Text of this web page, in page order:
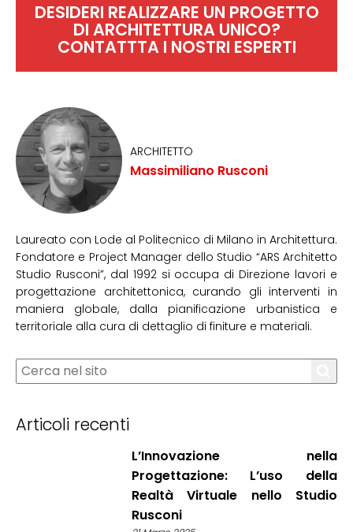
DESIDERI REALIZZARE UN PROGETTO
DI ARCHITETTURA UNICO?
CONTATTTAI NOSTRI ESPERTI
ARCHITETTO
Massimiliano Rusconi
Laureato con Lode al Politecnico di Milano in Architettura.
Fondatore e Project Manager dello Studio “ARS Architetto
Studio Rusconi”, dal 1992 si occupa di Direzione lavori e
progettazione architettonica, curando gli interventi in
maniera globale, dalla pianificazione urbanistica e
territoriale alla cura di dettaglio di finiture e materiali.
Articoli recenti
L’Innovazione nella
Progettazione: L’uso della
Realtà Virtuale nello Studio
Rusconi